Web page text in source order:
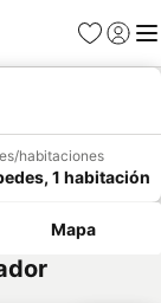
Favoritos
Iniciar
habitaciones
1 habitación
Mapa